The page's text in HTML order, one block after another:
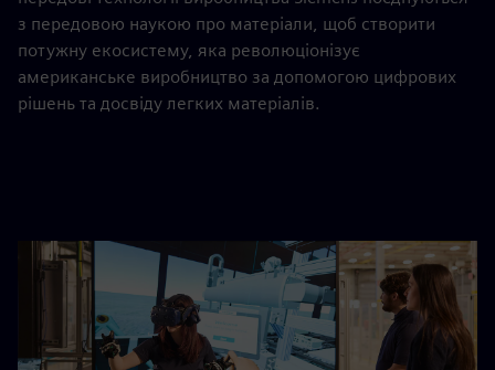
з передовою наукою про матеріали, щоб створити
потужну екосистему, яка революціонізує
американське виробництво за допомогою цифрових
рішень та досвіду легких матеріалів.